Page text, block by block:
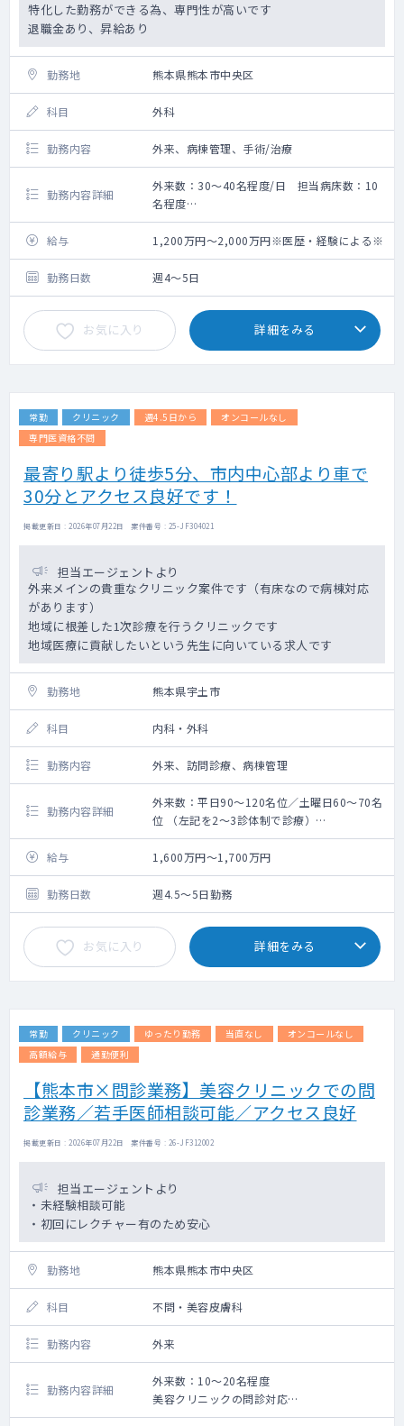
特化した勤務ができる為、専門性が高いです
退職金あり、昇給あり
勤務地 熊本県熊本市中央区
科目 外科
勤務内容 外来、病棟管理、手術/治療
勤務内容詳細
外来数：30～40名程度/日 担当病床数：10
名程度
手術数：450件程度/年
外来数：30～40名程度/日
外来コマ数：5～6コマ/週
担当病床数：10名程度
給与 1,200万円～2,000万円※医歴・経験による※
勤務日数 週4～5日
お気に入り 詳細をみる
常勤 クリニック 週4.5日から
オンコールなし
専門医資格不問
最寄り駅より徒歩5分、市内中心部より車で
30分とアクセス良好です！
掲載更新日 : 2026年07月22日 案件番号 : 25-JF304021
担当エージェントより
外来メインの貴重なクリニック案件です（有床なので病棟対応
があります）
地域に根差した1次診療を行うクリニックです
地域医療に貢献したいという先生に向いている求人です
勤務地 熊本県宇土市
科目 内科・外科
勤務内容 外来、訪問診療、病棟管理
勤務内容詳細
外来数：平日90～120名位／土曜日60～70名
位 （左記を2～3診体制で診療）
●外来を中心に対応いただきます。
●一般内科の対応がメインですが稀に、簡単
な外科処置の対応を依頼する場合がございま
す。
給与 1,600万円～1,700万円
勤務日数 週4.5～5日勤務
お気に入り 詳細をみる
常勤 クリニック ゆったり勤務 当直なし
オンコールなし
高額給与
通勤便利
【熊本市×問診業務】美容クリニックでの問
診業務／若手医師相談可能／アクセス良好
掲載更新日 : 2026年07月22日 案件番号 : 26-JF312002
担当エージェントより
・未経験相談可能
・初回にレクチャー有のため安心
勤務地 熊本県熊本市中央区
科目 不問・美容皮膚科
勤務内容 外来
勤務内容詳細
外来数：10～20名程度
美容クリニックの問診対応
・脂肪溶解注射